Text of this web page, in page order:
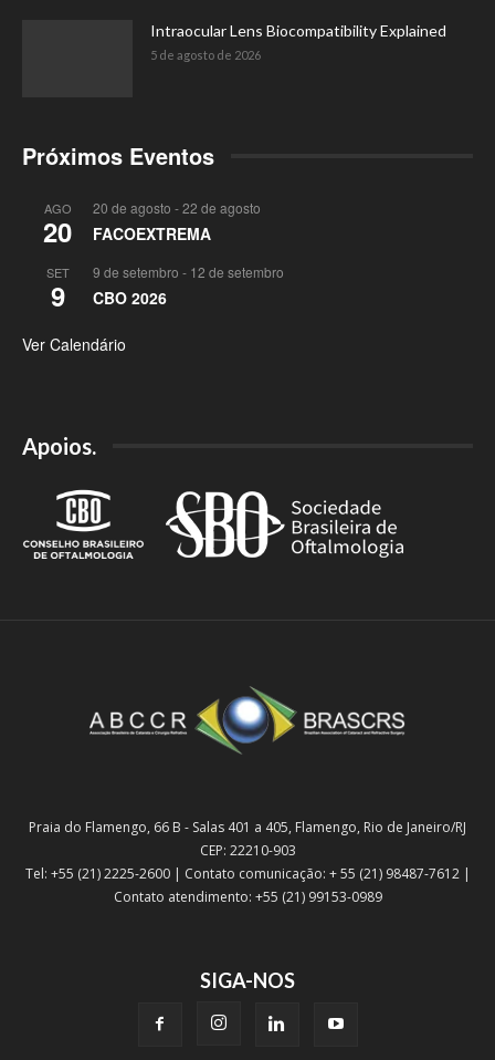
Intraocular Lens Biocompatibility Explained
5 de agosto de 2026
Próximos Eventos
AGO
20
20 de agosto -22 de agosto
FACOEXTREMA
SET
9
9 de setembro - 12 de setembro
CBO 2026
Ver Calendário
Apoios.
Praia do Flamengo, 66 B - Salas 401 a 405, Flamengo, Rio de Janeiro/RJ
CEP: 22210-903
Tel: +55 (21) 2225-2600 | Contato comunicação: + 55 (21) 98487-7612 |
Contato atendimento: +55 (21) 99153-0989
SIGA-NOS